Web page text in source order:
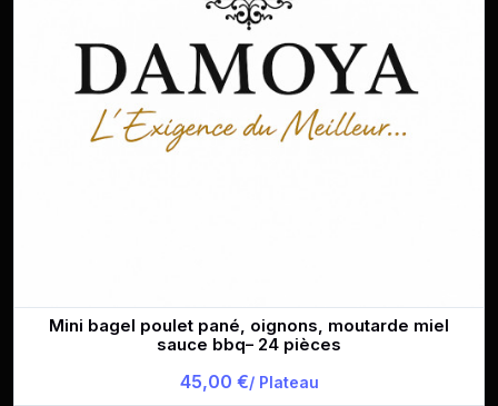
Mini bagel poulet pané, oignons, moutarde miel
sauce bbq– 24 pièces
45,00 €/ Plateau